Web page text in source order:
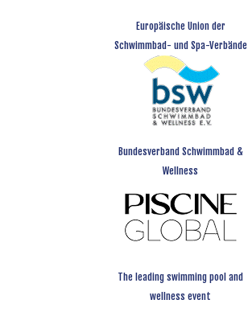
Europäische Union der
Schwimmbad- und Spa-Verbände
Bundesverband Schwimmbad &
Wellness
The leading swimming pool and
wellness event